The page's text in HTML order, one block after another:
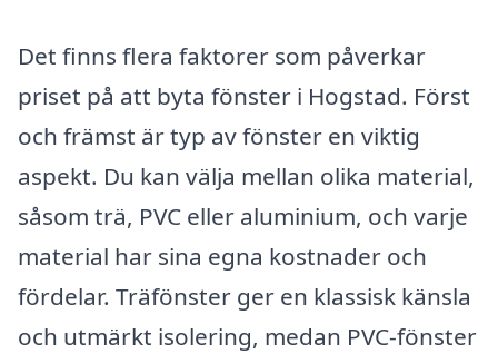
Det finns flera faktorer som påverkar
priset på att byta fönster i Hogstad. Först
och främst är typ av fönster en viktig
aspekt. Du kan välja mellan olika material,
såsom trä, PVC eller aluminium, och varje
material har sina egna kostnader och
fördelar. Träfönster ger en klassisk känsla
och utmärkt isolering, medan PVC-fönster